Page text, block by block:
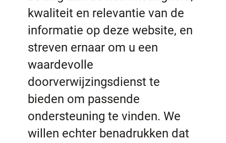
kwaliteit en relevantie van de
informatie op deze website, en
streven ernaar om u een
waardevolle
doorverwijzingsdienst te
bieden om passende
ondersteuning te vinden. We
willen echter benadrukken dat